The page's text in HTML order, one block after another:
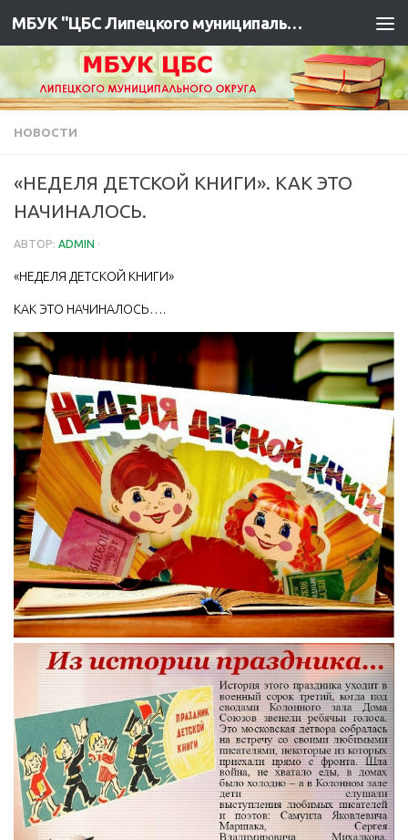
МБУК "ЦБС Липецкого муниципального района"
НОВОСТИ
«НЕДЕЛЯ ДЕТСКОЙ КНИГИ». КАК ЭТО
НАЧИНАЛОСЬ.
АВТОР: ADMIN ·
«НЕДЕЛЯ ДЕТСКОЙ КНИГИ»
КАК ЭТО НАЧИНАЛОСЬ….